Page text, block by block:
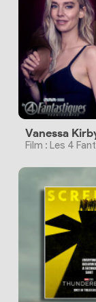
Vanessa
Film : Les 4